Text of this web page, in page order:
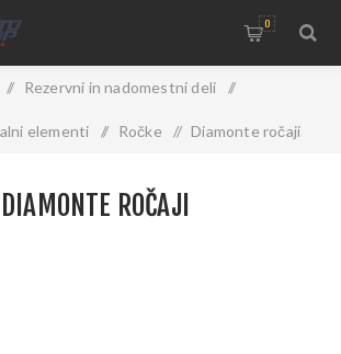
0
/ Rezervni in nadomestni deli /
elementi / Ročke / Diamonte ročaji
DIAMONTE ROČAJI